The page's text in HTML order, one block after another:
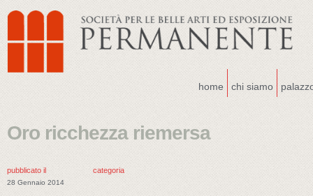
home chi siamo
Oro ricchezza riemersa
pubblicato il
28 Gennaio 2014
categoria